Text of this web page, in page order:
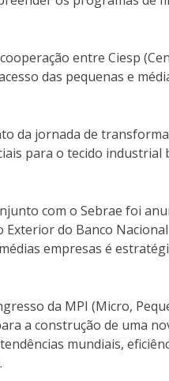
entre Ciesp
das pequenas e
da jornada de
para o tecido industrial
com o Sebrae foi
do Banco
empresas é
da MPI (Micro,
a construção de uma
mundiais,